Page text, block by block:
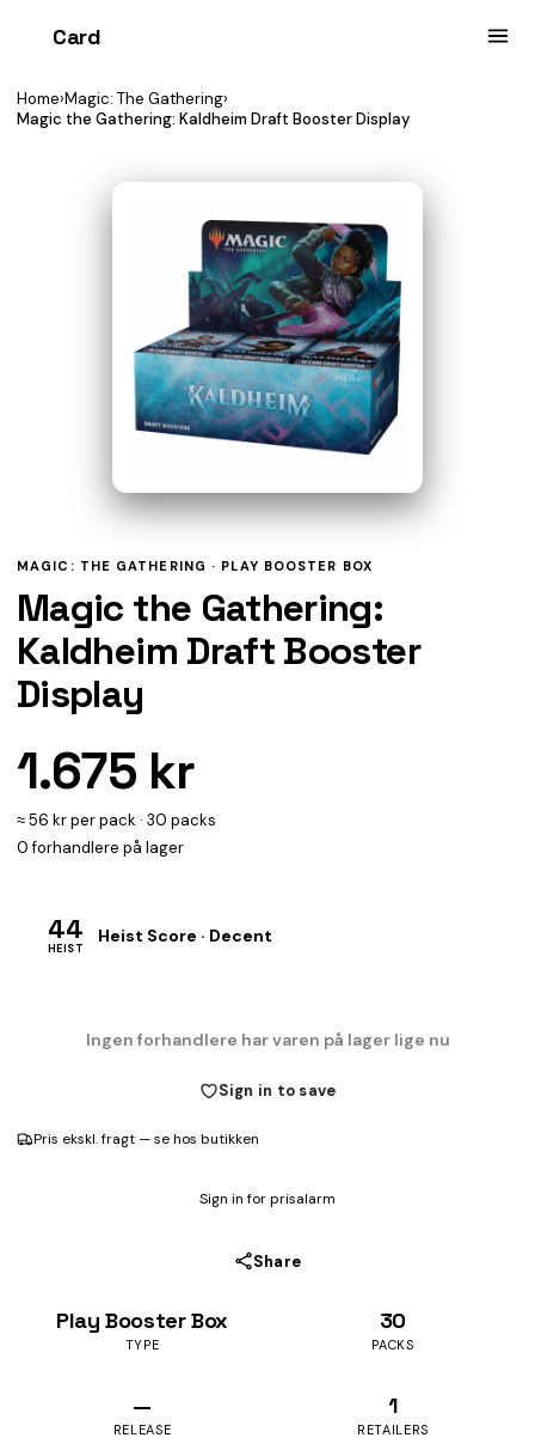
Card
Home›Magic: The Gathering›
Magic the Gathering: Kaldheim Draft Booster Display
MAGIC: THE GATHERING · PLAY BOOSTER BOX
Magic the Gathering:
Kaldheim Draft Booster
Display
1.675 kr
≈ 56 kr per pack · 30 packs
0 forhandlere på lager
44
HEIST
Heist Score · Decent
Ingen forhandlere har varen på lager lige nu
Sign in to save
Pris ekskl. fragt — se hos butikken
Sign in for prisalarm
Share
Play Booster Box
TYPE
30
PACKS
—
RELEASE
1
RETAILERS